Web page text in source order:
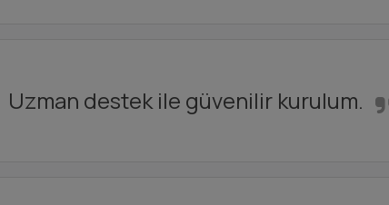
Uzman destek ile güvenilir kurulum.